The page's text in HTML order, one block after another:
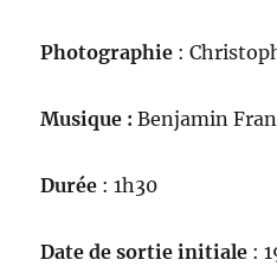
Photographie :
Musique :Benjamin
Durée : 1h30
Date de sortie initiale :